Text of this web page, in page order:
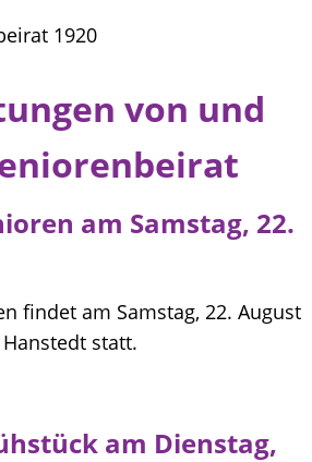
von und
am Samstag, 22.
findet am Samstag, 22. August
statt.
am Dienstag,